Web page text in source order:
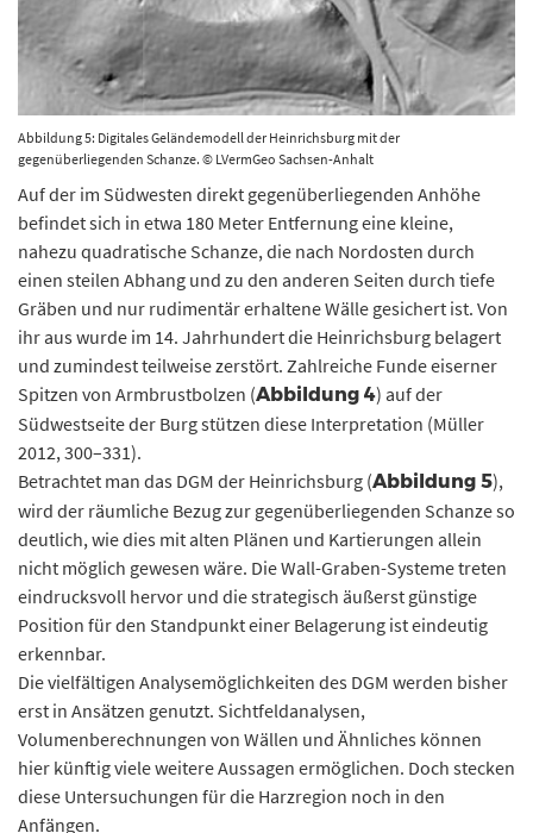
Abbildung 5: Digitales Geländemodell der Heinrichsburg mit der
gegenüberliegenden Schanze. © LVermGeo Sachsen-Anhalt
Auf der im Südwesten direkt gegenüberliegenden Anhöhe
befindet sich in etwa 180 Meter Entfernung eine kleine,
nahezu quadratische Schanze, die nach Nordosten durch
einen steilen Abhang und zu den anderen Seiten durch tiefe
Gräben und nur rudimentär erhaltene Wälle gesichert ist. Von
ihr aus wurde im 14. Jahrhundert die Heinrichsburg belagert
und zumindest teilweise zerstört. Zahlreiche Funde eiserner
Spitzen von Armbrustbolzen (Abbildung 4) auf der
Südwestseite der Burg stützen diese Interpretation (Müller
2012, 300–331).
Betrachtet man das DGM der Heinrichsburg (Abbildung 5),
wird der räumliche Bezug zur gegenüberliegenden Schanze so
deutlich, wie dies mit alten Plänen und Kartierungen allein
nicht möglich gewesen wäre. Die Wall-Graben-Systeme treten
eindrucksvoll hervor und die strategisch äußerst günstige
Position für den Standpunkt einer Belagerung ist eindeutig
erkennbar.
Die vielfältigen Analysemöglichkeiten des DGM werden bisher
erst in Ansätzen genutzt. Sichtfeldanalysen,
Volumenberechnungen von Wällen und Ähnliches können
hier künftig viele weitere Aussagen ermöglichen. Doch stecken
diese Untersuchungen für die Harzregion noch in den
Anfängen.